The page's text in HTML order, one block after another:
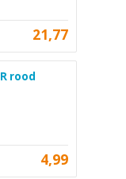
21,77
rood
4,99